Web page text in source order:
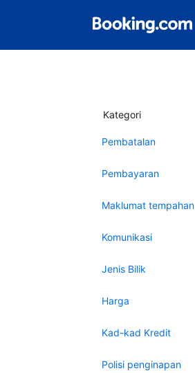
Kategori
Pembatalan
Pembayaran
Maklumat tempahan
Komunikasi
Jenis Bilik
Harga
Kad-kad Kredit
Polisi penginapan